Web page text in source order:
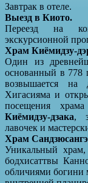
Завтрак в отеле.
Выезд в Киото.
Переезд на
экскурсионной
Храм Киёмидзу-
Один из
основанный в 778
возвышается на
Хигасияма и
посещения
Киёмидзу-дзака,
лавочек и
Храм
Уникальный храм,
бодхисаттвы
обличиями богини